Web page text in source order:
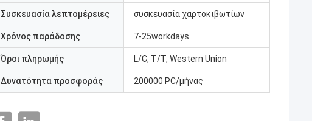
Συσκευασία λεπτομέρειες συσκευασία χαρτοκιβωτίων
Χρόνος παράδοσης 7-25workdays
Όροι πληρωμής L/C, T/T, Western Union
Δυνατότητα προσφοράς 200000 PC/μήνας